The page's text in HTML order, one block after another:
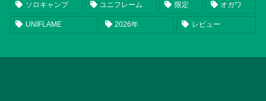
ソロキャンプ ユニフレーム 限定 オガワ
UNIFLAME 2026年 レビュー